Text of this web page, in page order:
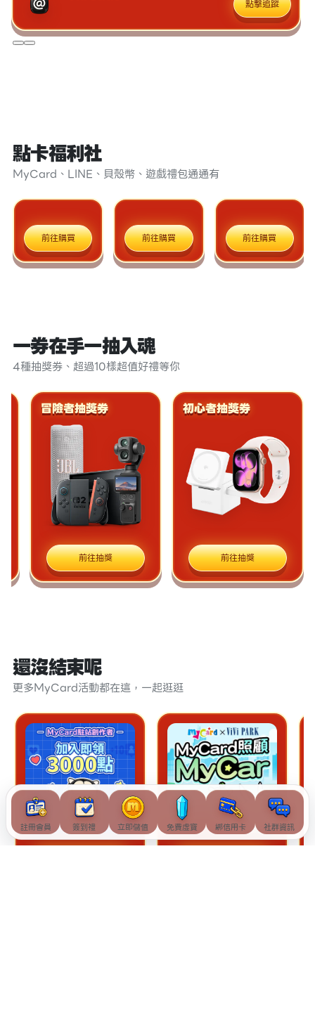
點擊追蹤
點卡福利社
MyCard、LINE、貝殼幣、遊戲禮包通通有
前往購買 前往購買 前往購買
一券在手一抽入魂
4種抽獎券、超過10樣超值好禮等你
旅行家抽獎券
前往抽獎
冒險者抽獎券
前往抽獎
還沒結束呢
更多MyCard活動都在這，一起逛逛
註冊會員 簽到禮 立即儲值 免費虛寶 綁信用卡 社群資訊